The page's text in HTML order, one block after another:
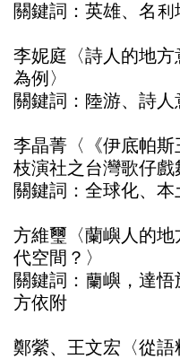
關鍵詞：英雄、名
李妮庭〈詩人的地
為例〉
關鍵詞：陸游、詩
李晶菁〈《伊底帕
枝演社之台灣歌仔戲
關鍵詞：全球化、
方維璽〈蘭嶼人的
代空間？〉
關鍵詞：蘭嶼，達
方依附
鄭縈、王文宏〈從